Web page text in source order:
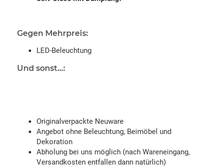
Gegen Mehrpreis:
LED-Beleuchtung
Und sonst...:
Originalverpackte Neuware
Angebot ohne Beleuchtung, Beimöbel und
Dekoration
Abholung bei uns möglich (nach Wareneingang,
Versandkosten entfallen dann natürlich)